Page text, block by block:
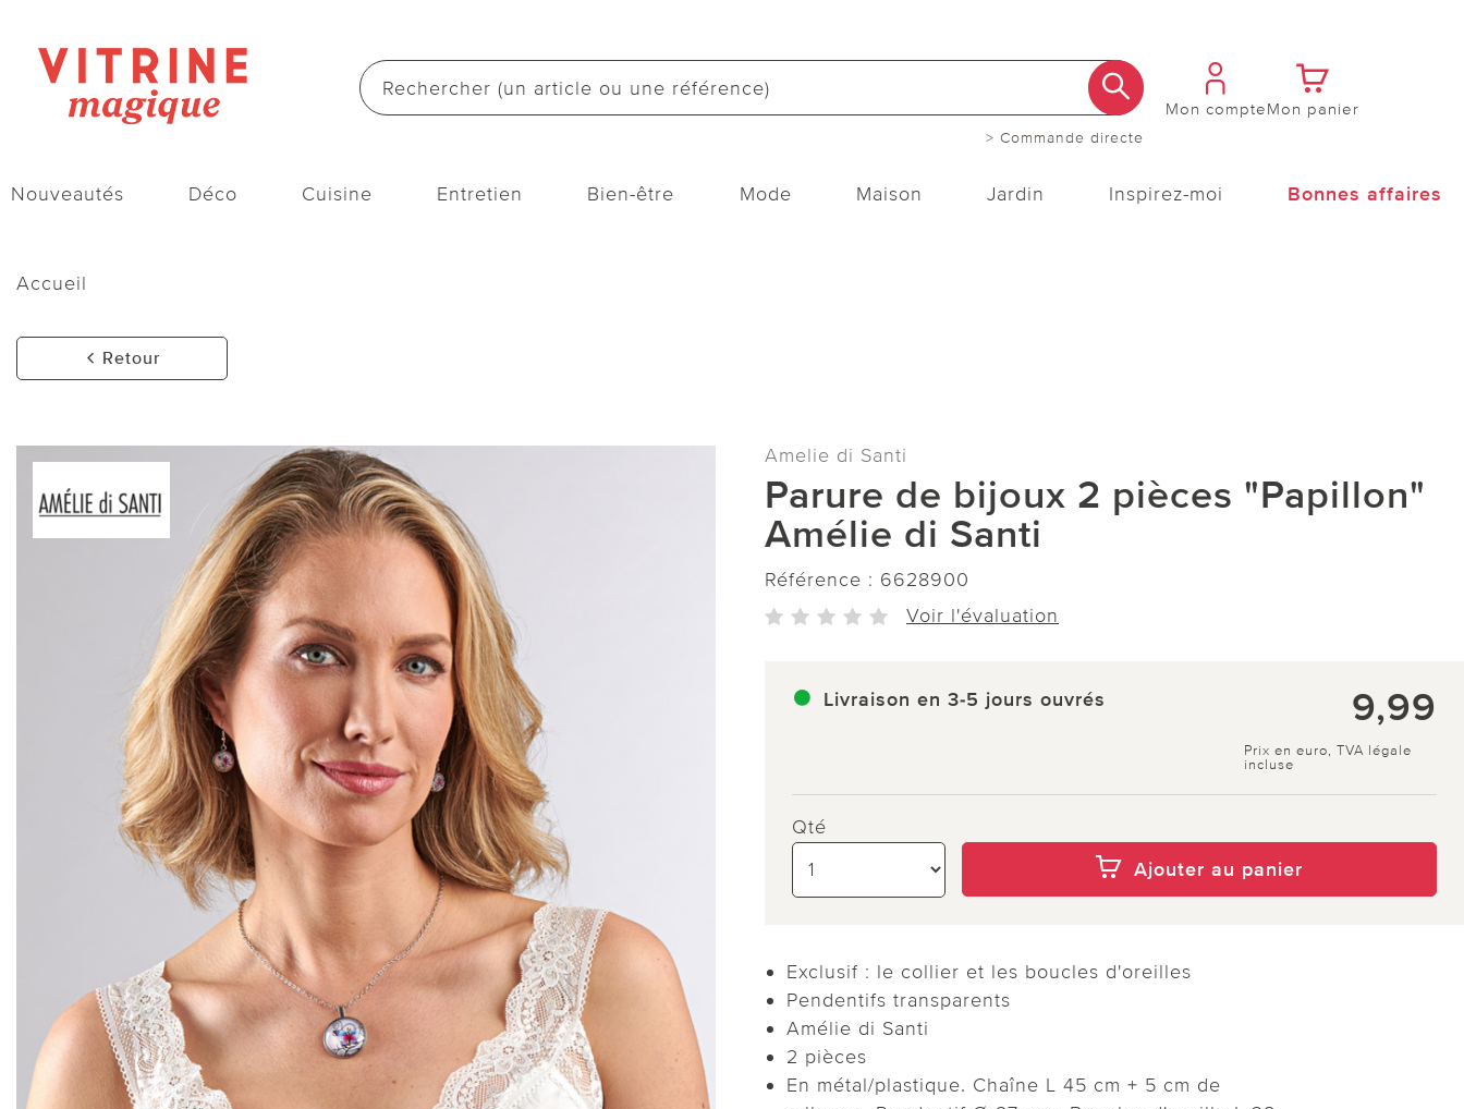
> Commande directe
Mon compteMon panier
Nouveautés Déco Cuisine Entretien Bien-être Mode Maison Jardin Inspirez-moi Bonnes affaires
Accueil
Retour
Amelie di Santi
Parure de bijoux 2 pièces "Papillon"
Amélie di Santi
Référence : 6628900
Voir l'évaluation
Livraison en 3-5 jours ouvrés 9,99
Prix en euro, TVA légale
incluse
Qté
Ajouter au panier
Exclusif : le collier et les boucles d'oreilles
Pendentifs transparents
Amélie di Santi
2 pièces
En métal/plastique. Chaîne L 45 cm + 5 cm de